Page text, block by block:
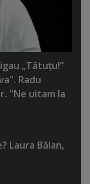
„Tătuţu!”
Radu
"Ne uitam la
Laura Bălan,